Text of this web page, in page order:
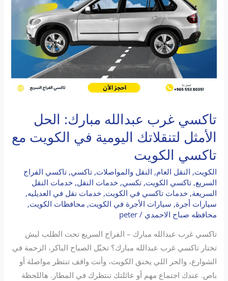
تاكسي غرب عبدالله مبارك: الحل
الأمثل لتنقلاتك اليومية في الكويت مع
تاكسي الكويت
الكويت, النقل العام, النقل والمواصلات,تاكسي,تاكسي الفراج
السريع,تاكسي الكويت,تكسي,خدمات النقل,خدمات النقل
السريعة,خدمات تاكسي في الكويت,خدمات نقل في العديليه,
سيارات أجرة, سيارات الأجرة في الكويت, محافظات الكويت,
محافظه صباح الاحمدي /
peter
تاكسي غرب عبدالله مبارك – الفراج السريع تحت الطلب ليش
تختار تاكسي غرب عبدالله مبارك؟ تخيّل الصباح الباكر، الزحمة في
الشوارع، والحر اللي يخنق الكويت، وأنت واقف تنتظر مواصلة أو
باص. عندك اجتماع مهم أو عائلتك تنتظرك في المطار. هاللحظة
في
الكويت
مع
تاكسي